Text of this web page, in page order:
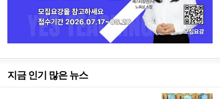
지금 인기 많은 뉴스